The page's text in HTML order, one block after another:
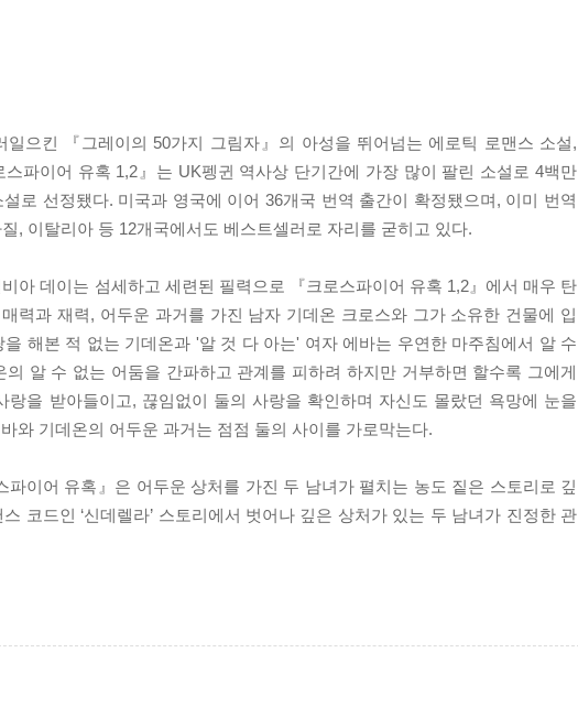
으킨 『그레이의 50가지 그림자』의 아성을 뛰어넘는 에로틱 로맨스 소설,
파이어 유혹 1,2』는 UK펭귄 역사상 단기간에 가장 많이 팔린 소설로 4백만
로 선정됐다. 미국과 영국에 이어 36개국 번역 출간이 확정됐으며, 이미 번역
, 이탈리아 등 12개국에서도 베스트셀러로 자리를 굳히고 있다.
아 데이는 섬세하고 세련된 필력으로 『크로스파이어 유혹 1,2』에서 매우 탄
력과 재력, 어두운 과거를 가진 남자 기데온 크로스와 그가 소유한 건물에 입
해본 적 없는 기데온과 '알 것 다 아는' 여자 에바는 우연한 마주침에서 알 수
알 수 없는 어둠을 간파하고 관계를 피하려 하지만 거부하면 할수록 그에게
을 받아들이고, 끊임없이 둘의 사랑을 확인하며 자신도 몰랐던 욕망에 눈을
와 기데온의 어두운 과거는 점점 둘의 사이를 가로막는다.
이어 유혹』은 어두운 상처를 가진 두 남녀가 펼치는 농도 짙은 스토리로 깊
코드인 ‘신데렐라’ 스토리에서 벗어나 깊은 상처가 있는 두 남녀가 진정한 관